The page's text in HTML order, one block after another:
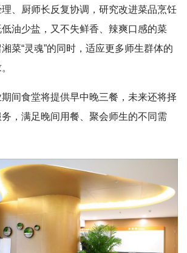
、厨师长反复协调，研究改进菜品烹饪
油少盐，又不失鲜香、辣爽口感的菜
菜“灵魂”的同时，适应更多师生群体的
间食堂将提供早中晚三餐，未来还将择
，满足晚间用餐、聚会师生的不同需